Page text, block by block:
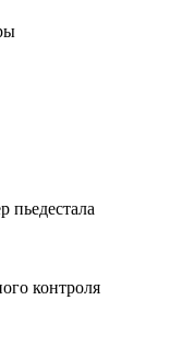
пьедестала
контроля